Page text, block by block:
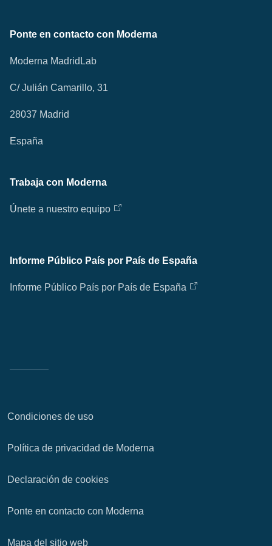
Ponte en contacto con Moderna
Moderna MadridLab
C/ Julián Camarillo, 31
28037 Madrid
España
Trabaja con Moderna
Únete a nuestro equipo
Informe Público País por País de España
Informe Público País por País de España
Condiciones de uso
Política de privacidad de Moderna
Declaración de cookies
Ponte en contacto con Moderna
Mapa del sitio web